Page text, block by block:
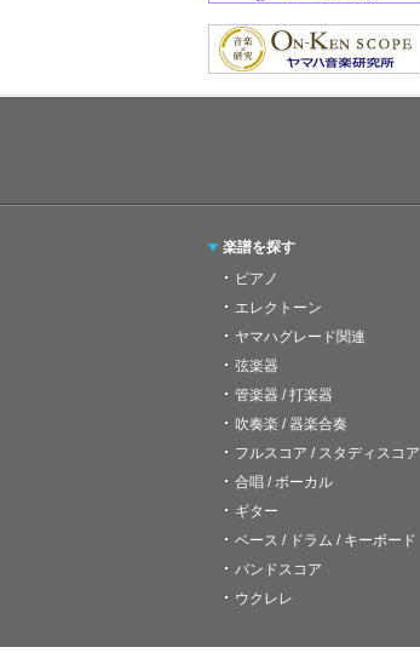
楽譜を探す
ピアノ
エレクトーン
ヤマハグレード関連
弦楽器
管楽器 / 打楽器
吹奏楽 / 器楽合奏
フルスコア / スタディスコア
合唱 / ボーカル
ギター
ベース / ドラム / キーボード
バンドスコア
ウクレレ